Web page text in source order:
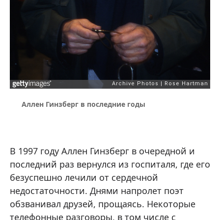
Аллен Гинзберг в последние годы
В 1997 году Аллен Гинзберг в очередной и
последний раз вернулся из госпиталя, где его
безуспешно лечили от сердечной
недостаточности. Днями напролет поэт
обзванивал друзей, прощаясь. Некоторые
телефонные разговоры, в том числе с